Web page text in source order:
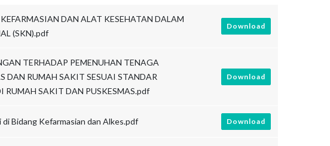
DAN ALAT KESEHATAN DALAM
(SKN).pdf
Download
TERHADAP PEMENUHAN TENAGA
DAN RUMAH SAKIT SESUAI STANDAR
RUMAH SAKIT DAN PUSKESMAS.pdf
Download
Bidang Kefarmasian dan Alkes.pdf Download